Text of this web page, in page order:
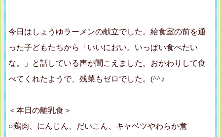
今日はしょうゆラーメンの献立でした。給食室の前を通
った子どもたちから「いいにおい。いっぱい食べたい
な。」と話している声が聞こえました。おかわりして食
べてくれたようで、残菜もゼロでした。(^^♪
＜本日の離乳食＞
○鶏肉、にんじん、だいこん、キャベツやわらか煮